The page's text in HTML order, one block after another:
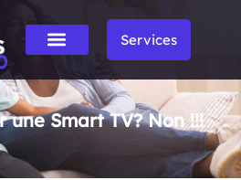
Services
une Smart TV? Non !!!